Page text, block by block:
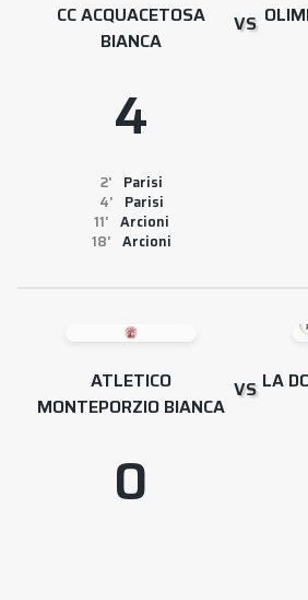
CC ACQUACETOSA
BIANCA
4
2
Parisi
4
Parisi
11
Arcioni
18
Arcioni
VS
ATLETICO
MONTEPORZIO BIANCA
0
VS LA